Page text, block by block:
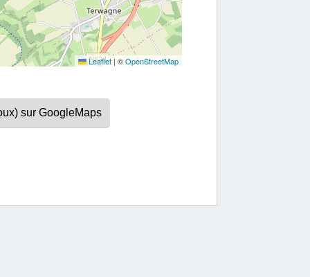
Leaflet | ©OpenStreetMap
sur GoogleMaps